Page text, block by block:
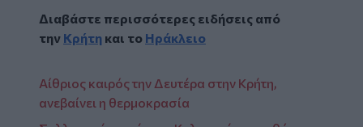
Διαβάστε περισσότερες ειδήσεις από
την Κρήτη και το Ηράκλειο
Αίθριος καιρός την Δευτέρα στην Κρήτη,
ανεβαίνει η θερμοκρασία